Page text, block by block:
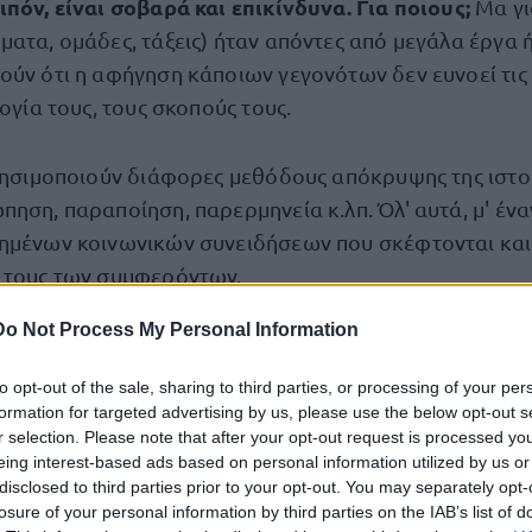
Not Process My Personal Information
opt-out of the sale, sharing to third parties, or processing of your
for targeted advertising by us, please use the below opt-out
selection. Please note that after your opt-out request is processed
interest-based ads based on personal information utilized by us
to third parties prior to your opt-out. You may separately
of your personal information by third parties on the IAB’s list of
είναι σοβαρά και επικίνδυνα. Για ποιους;Μα
ομάδες, τάξεις) ήταν απόντες από μεγάλα έργα
ότι η αφήγηση κάποιων γεγονότων δεν ευνοεί τις
τους, τους σκοπούς τους.
διάφορες μεθόδους απόκρυψης της
παραποίηση, παρερμηνεία κ.λπ. Όλ' αυτά, μ'
κοινωνικών συνειδήσεων που σκέφτονται
των συμφερόντων.
με τόσα ψέματα και παραχαράξεις, ώστε
βγουν οι ιστορικές αλήθειες που έχουν
με στόχο να σβηστεί από τη μνήμη ότι η
φίλους.
της ιστορίας!